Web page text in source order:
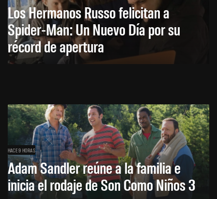
Los Hermanos Russo felicitan a
Spider-Man: Un Nuevo Día por su
récord de apertura
HACE 9 HORAS
Adam Sandler reúne a la familia e
inicia el rodaje de Son Como Niños 3